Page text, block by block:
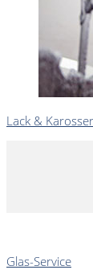
Lack &
Glas-Service